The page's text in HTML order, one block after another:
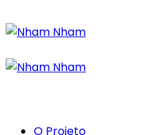
O Projeto